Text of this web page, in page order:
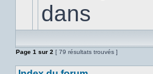
dansdans
Page 1 sur 2 [ 79 résultats trouvés ]